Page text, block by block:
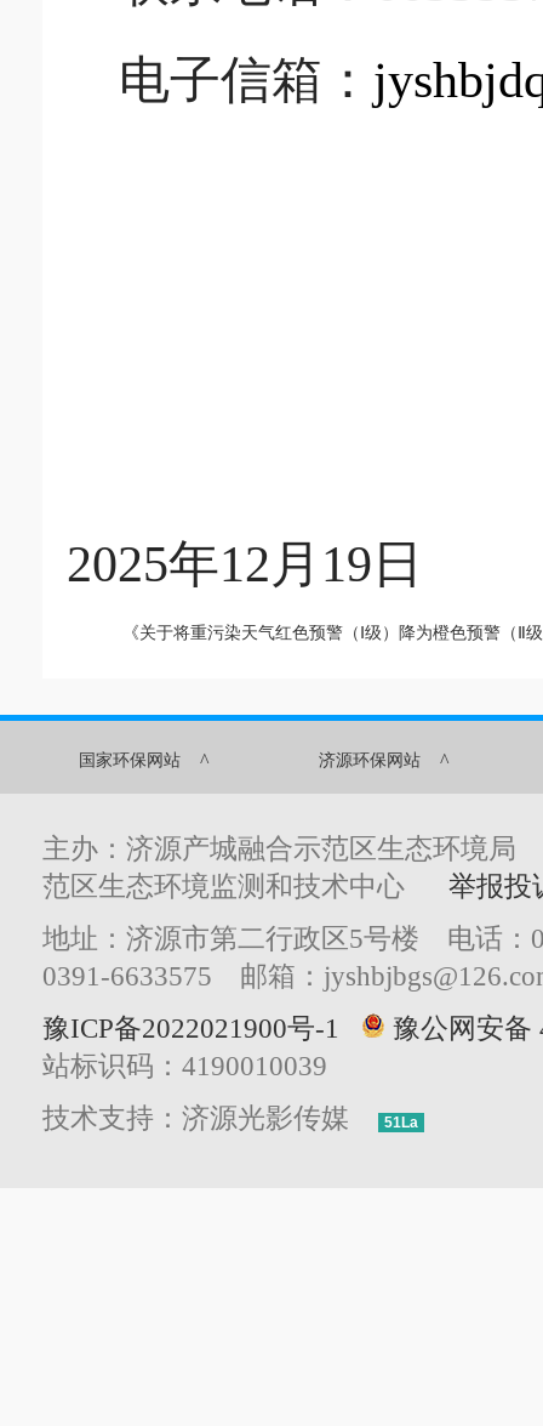
电子信箱：
2025年12 月 19 日
《关于将重污染天气红色预警（Ⅰ级）降为橙色预警（Ⅱ
国家环保网站 ^ 济源环保网站 ^
主办：济源产城融合示范区生态环境
范区生态环境监测和技术中心 举报投
地址：济源市第二行政区5号楼 电话：
0391-6633575 邮箱：
豫ICP备2022021900号-1
豫公网安备
站标识码：4190010039
技术支持：济源光影传媒
51La